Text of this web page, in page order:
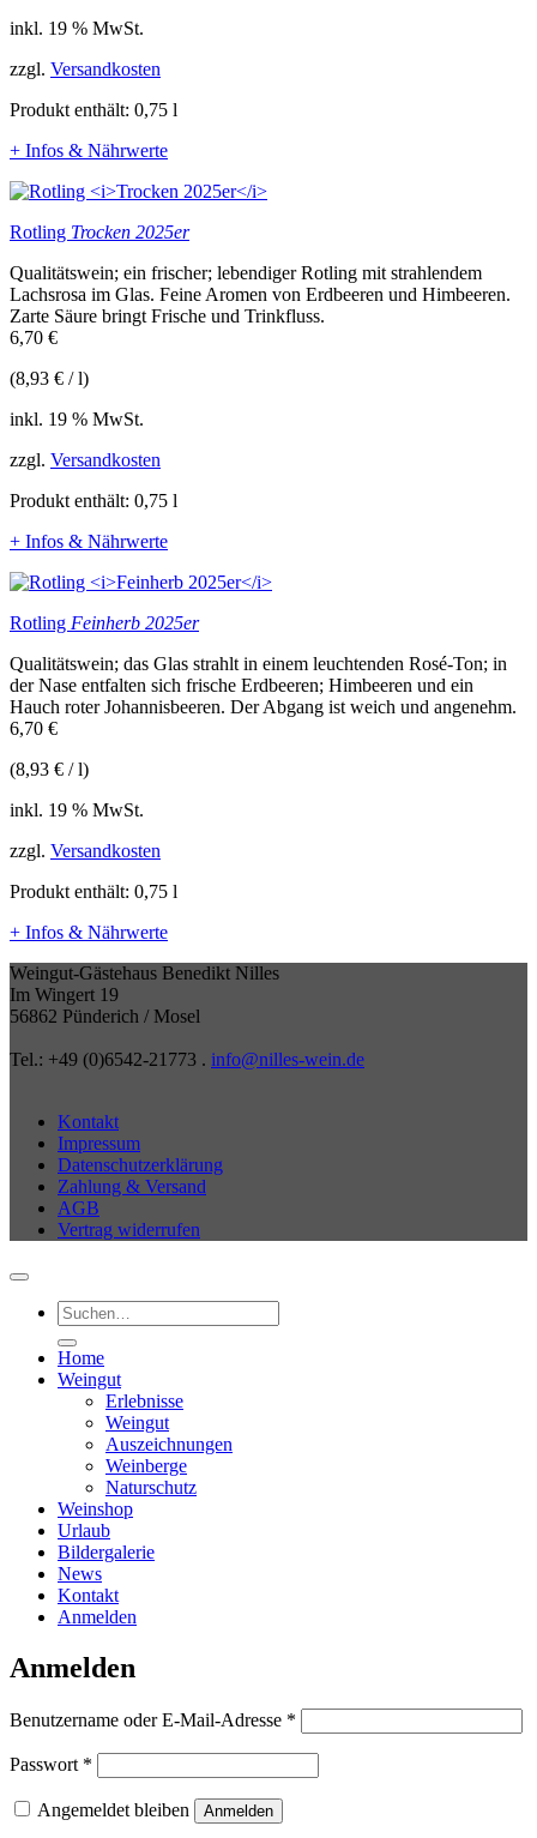
inkl. 19 % MwSt.
zzgl. Versandkosten
Produkt enthält: 0,75 l
+ Infos & Nährwerte
Rotling Trocken 2025er
Qualitätswein; ein frischer; lebendiger Rotling mit strahlendem
Lachsrosa im Glas. Feine Aromen von Erdbeeren und Himbeeren.
Zarte Säure bringt Frische und Trinkfluss.
6,70 €
(8,93 € /l)
inkl. 19 % MwSt.
zzgl. Versandkosten
Produkt enthält: 0,75 l
+ Infos & Nährwerte
Rotling Feinherb 2025er
Qualitätswein; das Glas strahlt in einem leuchtenden Rosé-Ton; in
der Nase entfalten sich frische Erdbeeren; Himbeeren und ein
Hauch roter Johannisbeeren. Der Abgang ist weich und angenehm.
6,70 €
(8,93 € /l)
inkl. 19 % MwSt.
zzgl. Versandkosten
Produkt enthält: 0,75 l
+ Infos & Nährwerte
Weingut-Gästehaus Benedikt Nilles
Im Wingert 19
56862 Pünderich / Mosel
Tel.: +49 (0)6542-21773 . info@nilles-wein.de
Kontakt
Impressum
Datenschutzerklärung
Zahlung & Versand
AGB
Vertrag widerrufen
Suchen
nach:
Home
Weingut
Erlebnisse
Weingut
Auszeichnungen
Weinberge
Naturschutz
Weinshop
Urlaub
Bildergalerie
News
Kontakt
Anmelden
Anmelden
Benutzername oder E-Mail-Adresse *
Passwort *
Angemeldet bleiben Anmelden